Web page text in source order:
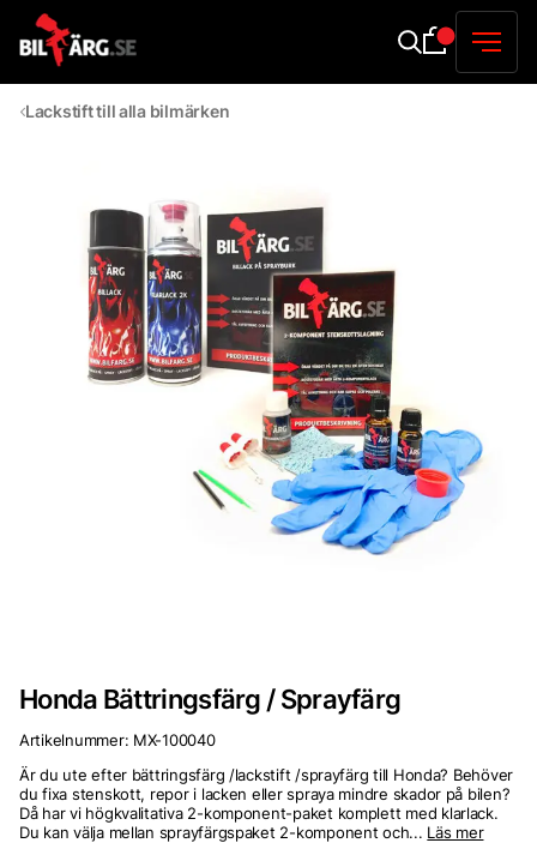
Lackstift till alla bilmärken
Honda Bättringsfärg / Sprayfärg
Artikelnummer: MX-100040
Är du ute efter bättringsfärg /lackstift /sprayfärg till Honda? Behöver
du fixa stenskott, repor i lacken eller spraya mindre skador på bilen?
Då har vi högkvalitativa 2-komponent-paket komplett med klarlack.
Du kan välja mellan sprayfärgspaket 2-komponent och... Läs mer